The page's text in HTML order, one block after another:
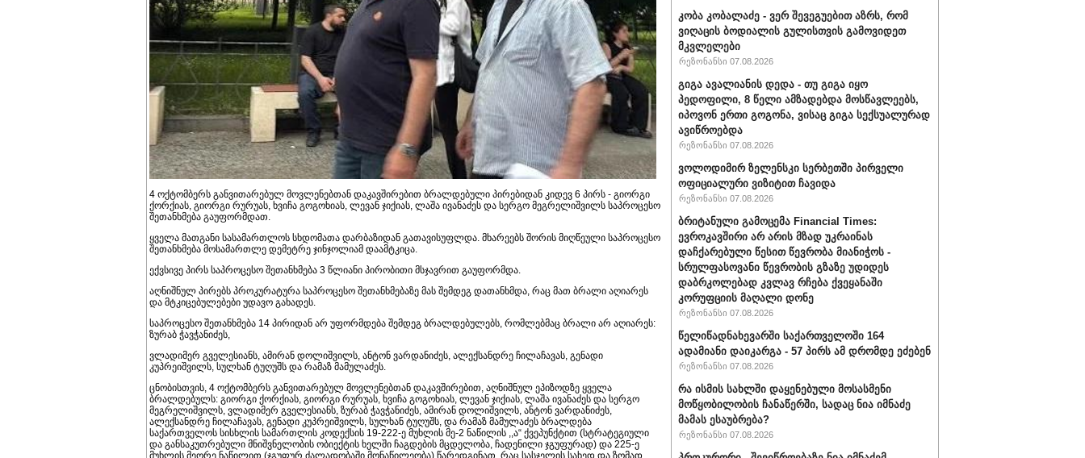
4 ოქტომბერს განვითარებულ მოვლენებთან დაკავშირებით ბრალდებული პირებიდან კიდევ 6 პირს - გიორგი
ქორქიას, გიორგი რურუას, ხვიჩა გოგოხიას, ლევან ჯიქიას, ლაშა ივანაძეს და სერგო მეგრელიშვილს საპროცესო
შეთანხმება გაუფორმდათ.
ყველა მათგანი სასამართლოს სხდომათა დარბაზიდან გათავისუფლდა. მხარეებს შორის მიღწეული საპროცესო
შეთანხმება მოსამართლე დემეტრე ჯინჯოლიამ დაამტკიცა.
ექვსივე პირს საპროცესო შეთანხმება 3 წლიანი პირობითი მსჯავრით გაუფორმდა.
აღნიშნულ პირებს პროკურატურა საპროცესო შეთანხმებაზე მას შემდეგ დათანხმდა, რაც მათ ბრალი აღიარეს
და მტკიცებულებები უდავო გახადეს.
საპროცესო შეთანხმება 14 პირიდან არ უფორმდება შემდეგ ბრალდებულებს, რომლებმაც ბრალი არ აღიარეს:
ზურაბ ჭავჭანიძეს,
ვლადიმერ გველესიანს, ამირან დოლიშვილს, ანტონ ვარდანიძეს, ალექსანდრე ჩილაჩავას, გენადი
კუპრეიშვილს, სულხან ტუღუშს და რამაზ მამულაძეს.
ცნობისთვის, 4 ოქტომბერს განვითარებულ მოვლენებთან დაკავშირებით, აღნიშნულ ეპიზოდზე ყველა
ბრალდებულს: გიორგი ქორქიას, გიორგი რურუას, ხვიჩა გოგოხიას, ლევან ჯიქიას, ლაშა ივანაძეს და სერგო
მეგრელიშვილს, ვლადიმერ გველესიანს, ზურაბ ჭავჭანიძეს, ამირან დოლიშვილს, ანტონ ვარდანიძეს,
ალექსანდრე ჩილაჩავას, გენადი კუპრეიშვილს, სულხან ტუღუშს, და რამაზ მამულაძეს ბრალდება
საქართველოს სისხლის სამართლის კოდექსის 19-222-ე მუხლის მე-2 ნაწილის ,,ა“ ქვეპუნქტით (სტრატეგიული
და განსაკუთრებული მნიშვნელობის ობიექტის ხელში ჩაგდების მცდელობა, ჩადენილი ჯგუფურად) და 225-ე
მუხლის მეორე ნაწილით (ჯგუფურ ძალადობაში მონაწილეობა) წარედგინათ, რაც სასჯელის სახედ და ზომად
კობა კობალაძე - ვერ შევეგუებით აზრს, რომ
ვიღაცის ბოდიალის გულისთვის გამოვიდეთ
მკვლელები
რეზონანსი 07.08.2026
გიგა ავალიანის დედა - თუ გიგა იყო
პედოფილი, 8 წელი ამზადებდა მოსწავლეებს,
იპოვონ ერთი გოგონა, ვისაც გიგა სექსუალურად
ავიწროებდა
რეზონანსი 07.08.2026
ვოლოდიმირ ზელენსკი სერბეთში პირველი
ოფიციალური ვიზიტით ჩავიდა
რეზონანსი 07.08.2026
ბრიტანული გამოცემა Financial Times:
ევროკავშირი არ არის მზად უკრაინას
დაჩქარებული წესით წევრობა მიანიჭოს -
სრულფასოვანი წევრობის გზაზე უდიდეს
დაბრკოლებად კვლავ რჩება ქვეყანაში
კორუფციის მაღალი დონე
რეზონანსი 07.08.2026
წელიწადნახევარში საქართველოში 164
ადამიანი დაიკარგა - 57 პირს ამ დრომდე ეძებენ
რეზონანსი 07.08.2026
რა ისმის სახლში დაყენებული მოსასმენი
მოწყობილობის ჩანაწერში, სადაც ნია იმნაძე
მამას ესაუბრება?
რეზონანსი 07.08.2026